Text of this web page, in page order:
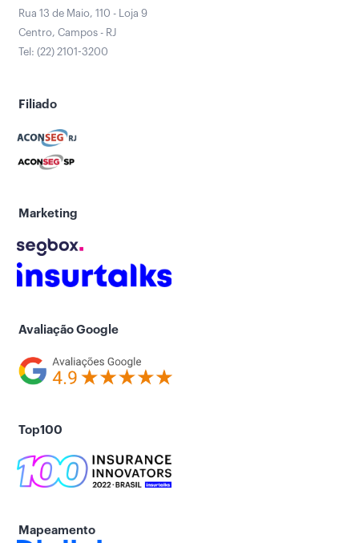
Rua 13 de Maio, 110 - Loja 9
Centro, Campos - RJ
Tel: (22) 2101-3200
Filiado
Marketing
Avaliação Google
Top100
Mapeamento